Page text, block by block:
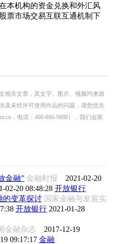
本机构的资金兑换和外汇风
票市场交易互联互通机制下
相关文章，其文字、图片、视频均来源
及未经许可使用作品的问题，请您优先
，电话：400-880-9888），我们会第
金融” 金融时报 2021-02-20
02-20 08:48:28 开放银行
的变革探讨 国家金融与发展实
开放银行 2021-01-28
金融杂志 2017-12-19
09:17:17 金融